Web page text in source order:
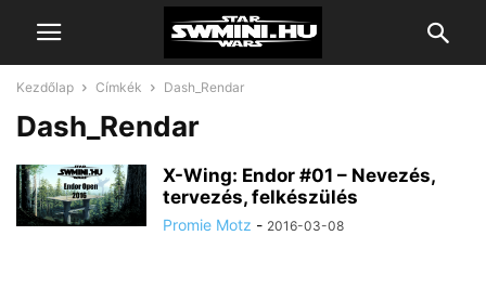
Kezdőlap Címkék Dash_Rendar
Dash_Rendar
X-Wing: Endor #01 – Nevezés,
tervezés, felkészülés
Promie Motz - 2016-03-08